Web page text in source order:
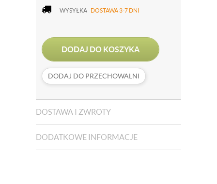
WYSYŁKA DOSTAWA 3-7 DNI
DODAJ DO KOSZYKA
DODAJ DO PRZECHOWALNI
DOSTAWA I ZWROTY
DODATKOWE INFORMACJE